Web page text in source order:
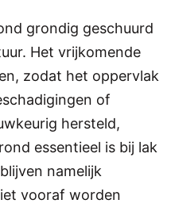
grondig geschuurd
Het vrijkomende
zodat het oppervlak
of
hersteld,
essentieel is bij lak
namelijk
vooraf worden